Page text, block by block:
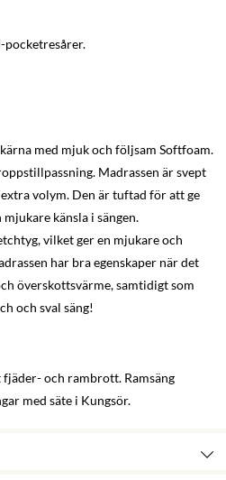
pocketresårer.
med mjuk och följsam Softfoam.
Madrassen är svept
volym. Den är tuftad för att ge
känsla i sängen.
vilket ger en mjukare och
har bra egenskaper när det
överskottsvärme, samtidigt som
och sval säng!
och rambrott. Ramsäng
med säte i Kungsör.